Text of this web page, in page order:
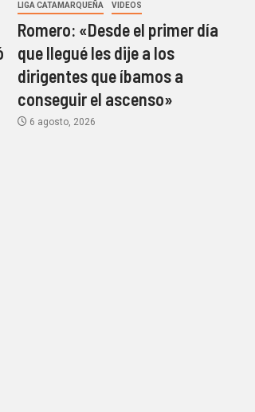
LIGA CATAMARQUEÑA VIDEOS
Romero: «Desde el primer día
que llegué les dije a los
dirigentes que íbamos a
conseguir el ascenso»
6 agosto, 2026